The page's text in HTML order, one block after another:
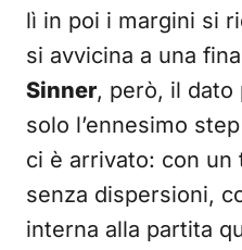
lì in poi i margini si
si avvicina a una
Sinner, però, il dato
solo l’ennesimo
ci è arrivato: con
senza dispersioni,
interna alla partita